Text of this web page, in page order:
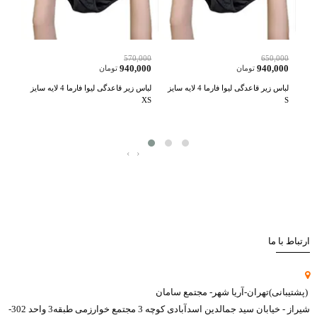
570,000
940,000 تومان
لباس زیر قاعدگی لیوا فارما 4 لایه سایز
XS
650,000
940,000 تومان
لباس زیر قاعدگی لیوا فارما 4 لایه سایز
S
‹ ›
ارتباط با ما
(پشتیبانی)تهران-آریا شهر- مجتمع سامان
شیراز - خیابان سید جمالدین اسدآبادی کوچه 3 مجتمع خوارزمی طبقه3 واحد 302-